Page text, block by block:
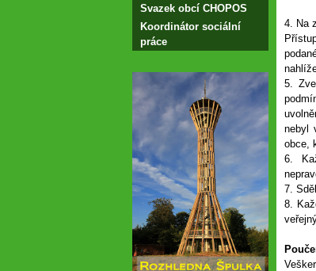
Svazek obcí CHOPOS
Koordinátor sociální
práce
4. Na
5.
nebyl
obce,
6.
7.
8.